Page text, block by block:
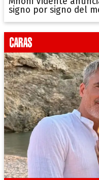
signo por signo del